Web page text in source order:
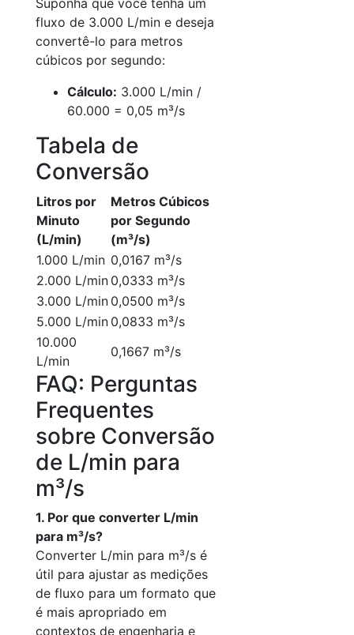
Suponha que você tenha um
fluxo de 3.000 L/min e deseja
convertê-lo para metros
cúbicos por segundo:
Cálculo: 3.000 L/min /
60.000 = 0,05 m³/s
Tabela de
Conversão
Litros por
Minuto
(L/min)
Metros Cúbicos
por Segundo
(m³/s)
1.000 L/min 0,0167 m³/s
2.000 L/min 0,0333 m³/s
3.000 L/min 0,0500 m³/s
5.000 L/min 0,0833 m³/s
10.000
L/min
0,1667 m³/s
FAQ: Perguntas
Frequentes
sobre Conversão
de L/min para
m³/s
1. Por que converter L/min
para m³/s?
Converter L/min para m³/s é
útil para ajustar as medições
de fluxo para um formato que
é mais apropriado em
contextos de engenharia e